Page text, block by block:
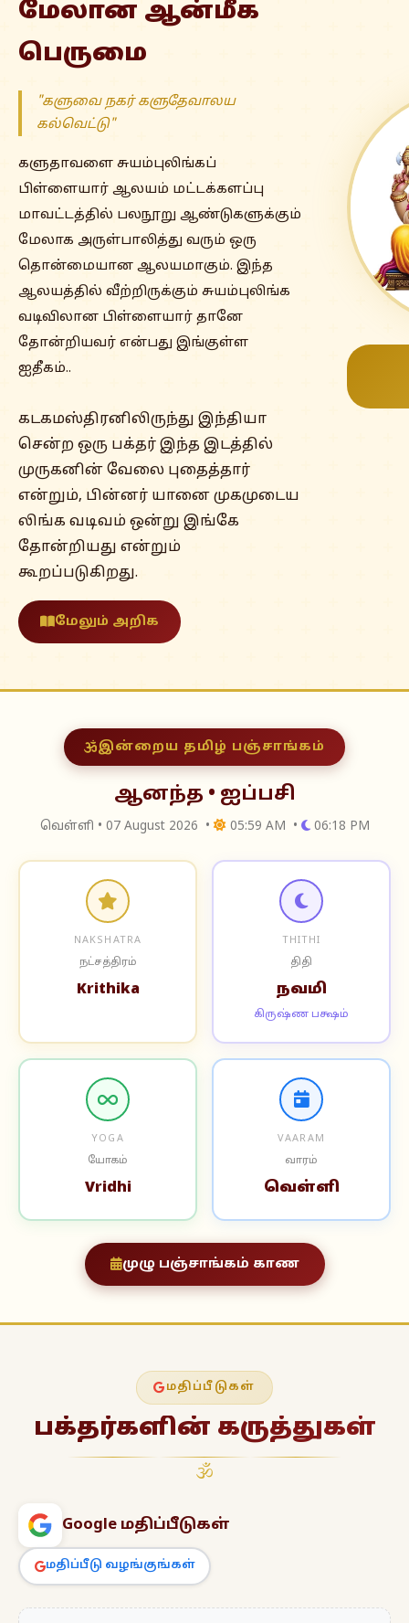
மேலான ஆன்மீக
பெருமை
"களுவை நகர் களுதேவாலய
கல்வெட்டு"
களுதாவளை சுயம்புலிங்கப்
பிள்ளையார் ஆலயம் மட்டக்களப்பு
மாவட்டத்தில் பலநூறு ஆண்டுகளுக்கும்
மேலாக அருள்பாலித்து வரும் ஒரு
தொன்மையான ஆலயமாகும். இந்த
ஆலயத்தில் வீற்றிருக்கும் சுயம்புலிங்க
வடிவிலான பிள்ளையார் தானே
தோன்றியவர் என்பது இங்குள்ள
ஐதீகம்..
கடகமஸ்திரனிலிருந்து இந்தியா
சென்ற ஒரு பக்தர் இந்த இடத்தில்
முருகனின் வேலை புதைத்தார்
என்றும், பின்னர் யானை முகமுடைய
லிங்க வடிவம் ஒன்று இங்கே
தோன்றியது என்றும்
கூறப்படுகிறது.
மேலும் அறிக
இன்றைய தமிழ் பஞ்சாங்கம்
ஆனந்த • ஐப்பசி
வெள்ளி • 07 August 2026 • 05:59 AM • 06:18 PM
NAKSHATRA
நட்சத்திரம்
Krithika
THITHI
திதி
நவமி
கிருஷ்ண பக்ஷம்
YOGA
யோகம்
Vridhi
VAARAM
வாரம்
வெள்ளி
முழு பஞ்சாங்கம் காண
மதிப்பீடுகள்
பக்தர்களின் கருத்துகள்
🕉
Google மதிப்பீடுகள்
மதிப்பீடு வழங்குங்கள்